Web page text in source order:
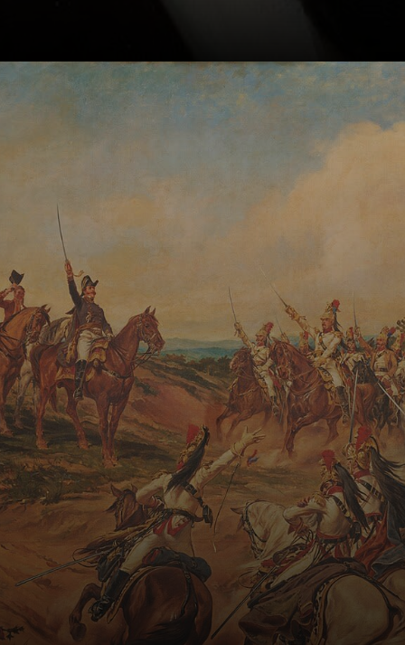
Cresceu em uma
família artística,
com o pai sendo
um violinista
dedicado.